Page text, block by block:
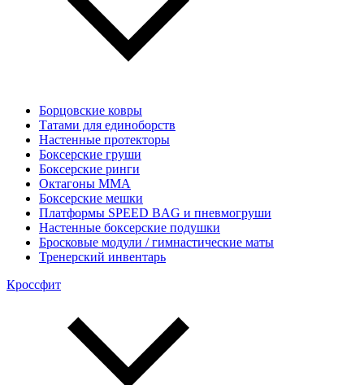
Борцовские ковры
Татами для единоборств
Настенные протекторы
Боксерские груши
Боксерские ринги
Октагоны MMA
Боксерские мешки
Платформы SPEED BAG и пневмогруши
Настенные боксерские подушки
Бросковые модули / гимнастические маты
Тренерский инвентарь
Кроссфит